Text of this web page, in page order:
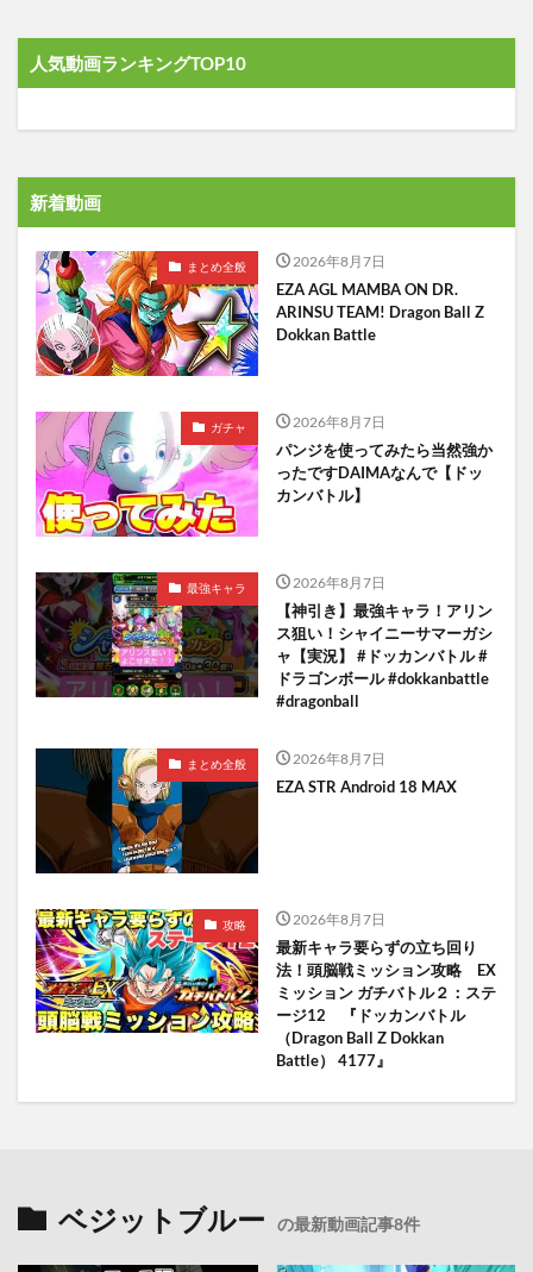
人気動画ランキングTOP10
新着動画
まとめ全般 2026年8月7日
EZA AGL MAMBA ON DR.
ARINSU TEAM! Dragon Ball Z
Dokkan Battle
ガチャ 2026年8月7日
パンジを使ってみたら当然強か
ったですDAIMAなんで【ドッ
カンバトル】
最強キャラ 2026年8月7日
【神引き】最強キャラ！アリン
ス狙い！シャイニーサマーガシ
ャ【実況】 #ドッカンバトル #
ドラゴンボール #dokkanbattle
#dragonball
まとめ全般 2026年8月7日
EZA STR Android 18 MAX
攻略 2026年8月7日
最新キャラ要らずの立ち回り
法！頭脳戦ミッション攻略 EX
ミッション ガチバトル２：ステ
ージ12 『ドッカンバトル
（Dragon Ball Z Dokkan
Battle） 4177』
ベジットブルー の最新動画記事8件